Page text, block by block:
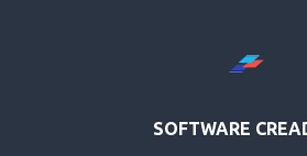
SOFTWARE